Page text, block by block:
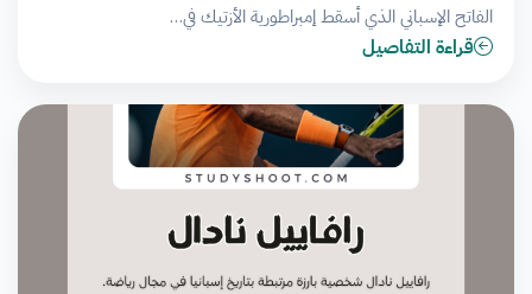
الفاتح الإسباني الذي أسقط إمبراطورية الأزتيك في…
قراءة التفاصيل